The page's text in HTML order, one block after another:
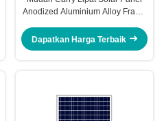
Anodized Aluminium Alloy Frame
Dapatkan Harga Terbaik